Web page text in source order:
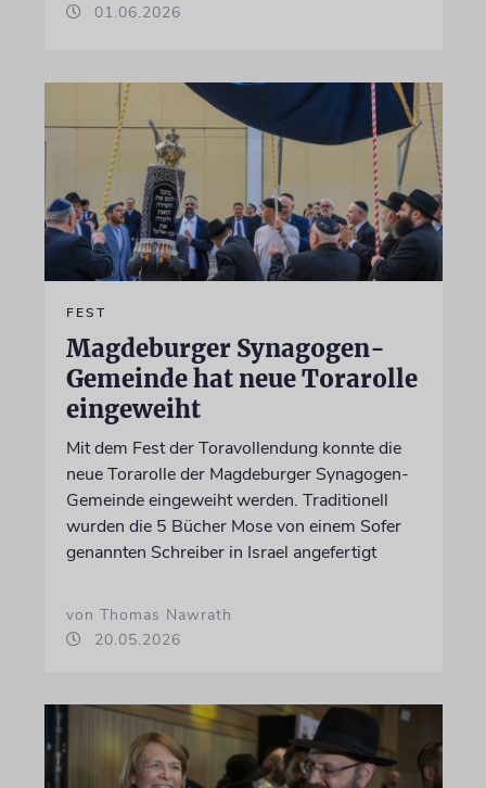
01.06.2026
FEST
Magdeburger Synagogen-
Gemeinde hat neue Torarolle
eingeweiht
Mit dem Fest der Toravollendung konnte die
neue Torarolle der Magdeburger Synagogen-
Gemeinde eingeweiht werden. Traditionell
wurden die 5 Bücher Mose von einem Sofer
genannten Schreiber in Israel angefertigt
von Thomas Nawrath
20.05.2026